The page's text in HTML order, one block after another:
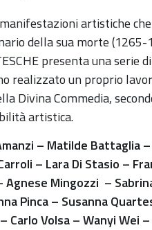
artistiche
della sua morte (1265-
presenta una serie
realizzato un proprio
Divina Commedia,
artistica.
– Matilde Battaglia
– Lara Di Stasio –
Agnese Mingozzi –
Pinca – Susanna
Carlo Volsa – Wanyi Wei